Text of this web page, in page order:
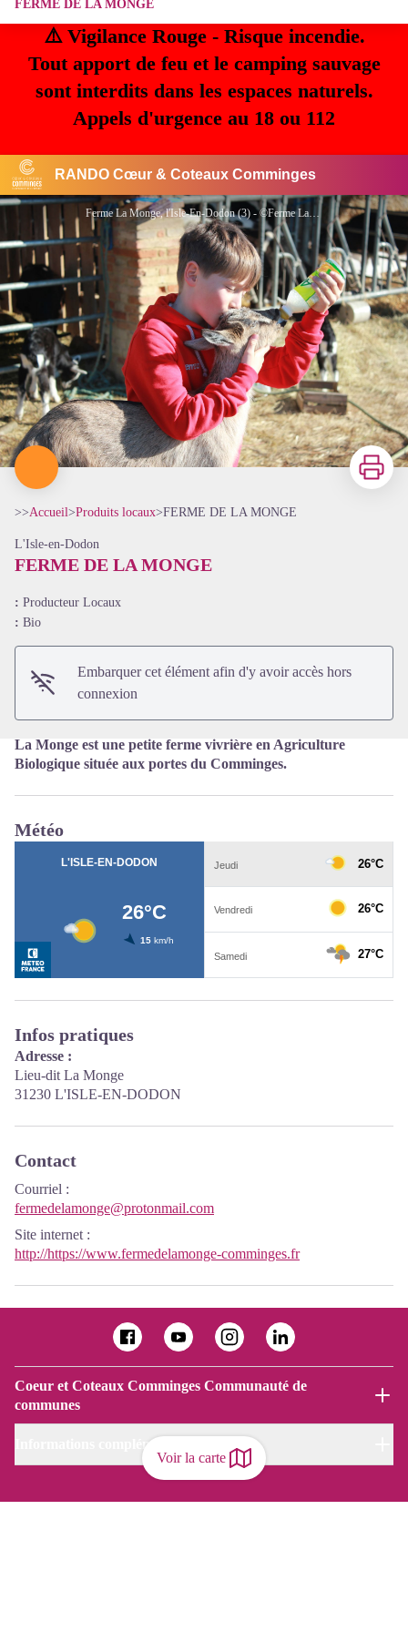
⚠️ Vigilance Rouge - Risque incendie.
Tout apport de feu et le camping sauvage
sont interdits dans les espaces naturels.
Appels d'urgence au 18 ou 112
RANDO Cœur & Coteaux Comminges
FERME DE LA MONGE
Voir la carte
Ferme La Monge, l'Isle-En-Dodon (3) - ©Ferme La Monge
Imprimer
>>Accueil>Produits locaux>FERME DE LA MONGE
L'Isle-en-Dodon
FERME DE LA MONGE
: Producteur Locaux
: Bio
Embarquer cet élément afin d'y avoir accès hors
connexion
La Monge est une petite ferme vivrière en Agriculture
Biologique située aux portes du Comminges.
Météo
Infos pratiques
Adresse :
Lieu-dit La Monge
31230 L'ISLE-EN-DODON
Contact
Courriel :
fermedelamonge@protonmail.com
Site internet :
http://https://www.fermedelamonge-comminges.fr
Coeur et Coteaux Comminges Communauté de
communes
Informations complémentaires